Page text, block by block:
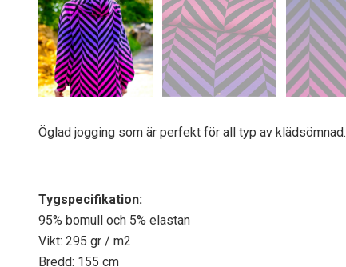
Öglad jogging som är perfekt för all typ av klädsömnad.
Tygspecifikation:
95% bomull och 5% elastan
Vikt: 295 gr / m2
Bredd: 155 cm